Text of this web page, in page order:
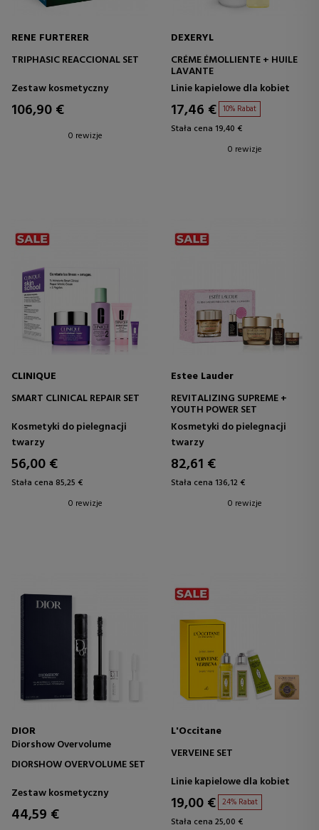
RENE FURTERER
TRIPHASIC REACCIONAL SET
Zestaw kosmetyczny
106,90 €
0 rewizje
DEXERYL
CRÉME ÉMOLLIENTE + HUILE
LAVANTE
Linie kapielowe dla kobiet
17,46 € 10% Rabat
Stała cena 19,40 €
0 rewizje
CLINIQUE
SMART CLINICAL REPAIR SET
Kosmetyki do pielegnacji
twarzy
56,00 €
Stała cena 85,25 €
0 rewizje
Estee Lauder
REVITALIZING SUPREME +
YOUTH POWER SET
Kosmetyki do pielegnacji
twarzy
82,61 €
Stała cena 136,12 €
0 rewizje
DIOR
Diorshow Overvolume
DIORSHOW OVERVOLUME SET
Zestaw kosmetyczny
44,59 €
L'Occitane
VERVEINE SET
Linie kapielowe dla kobiet
19,00 € 24% Rabat
Stała cena 25,00 €